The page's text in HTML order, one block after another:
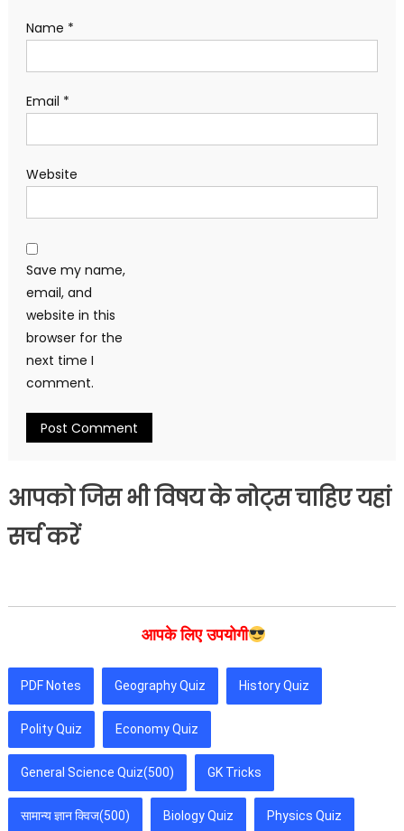
Name *
Email *
Website
Save my name,
email, and
website in this
browser for the
next time I
comment.
आपको जिस भी विषय के नोट्स चाहिए यहां
सर्च करें
आपके लिए उपयोगी
PDF Notes Geography Quiz History Quiz
Polity Quiz Economy Quiz
General Science Quiz(500) GK Tricks
सामान्य ज्ञान क्विज(500) Biology Quiz Physics Quiz